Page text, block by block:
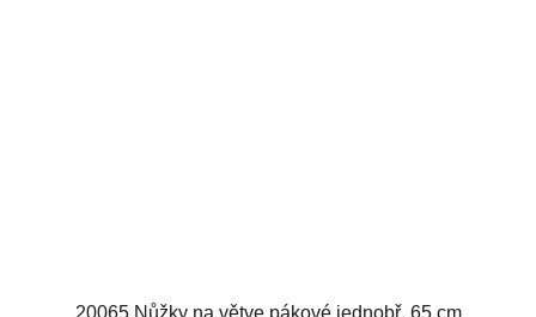
20065 Nůžky na větve pákové jednobř. 65 cm